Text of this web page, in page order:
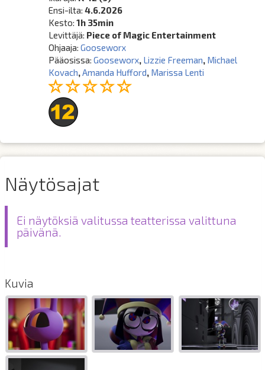
Ensi-ilta:4.6.2026
Kesto:1h 35min
Levittäjä: Piece of Magic Entertainment
Ohjaaja:Gooseworx
Pääosissa:Gooseworx, Lizzie Freeman, Michael
Kovach, Amanda Hufford, Marissa Lenti
Näytösajat
Ei näytöksiä valitussa teatterissa valittuna
päivänä.
Kuvia